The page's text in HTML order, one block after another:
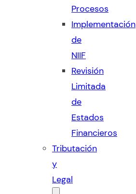
Procesos
Implementación
de
NIIF
Revisión
Limitada
de
Estados
Financieros
Tributación
y
Legal